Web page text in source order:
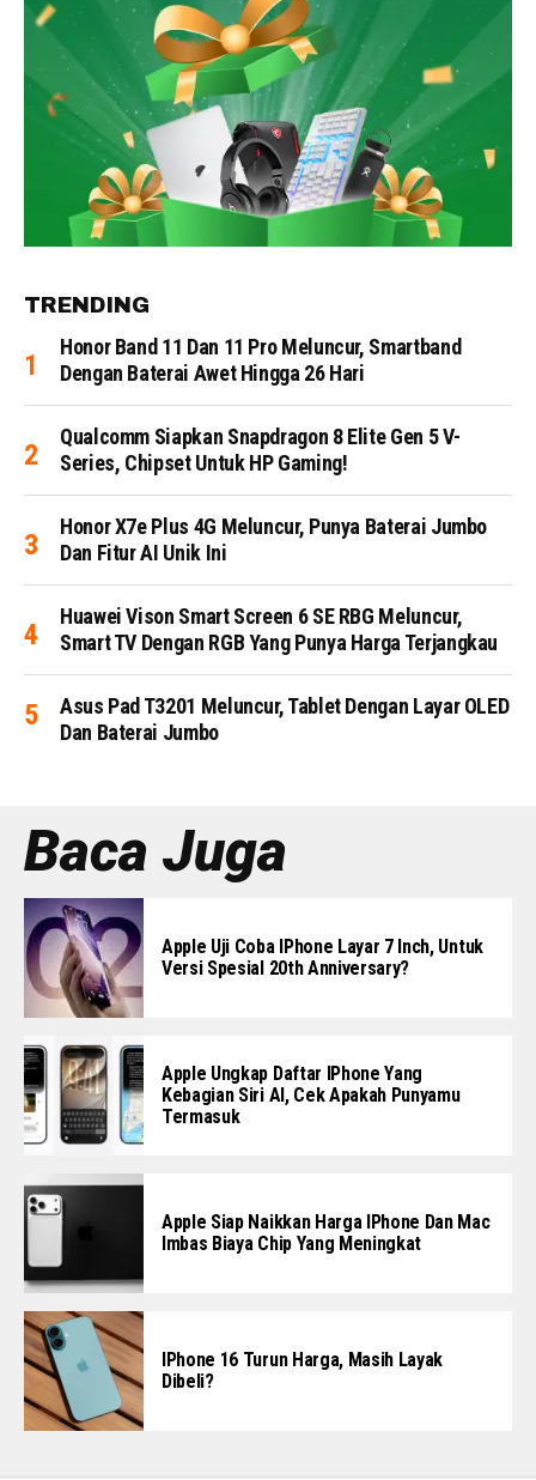
TRENDING
Honor Band 11 Dan 11 Pro Meluncur, Smartband
Dengan Baterai Awet Hingga 26 Hari
Qualcomm Siapkan Snapdragon 8 Elite Gen 5 V-
Series, Chipset Untuk HP Gaming!
Honor X7e Plus 4G Meluncur, Punya Baterai Jumbo
Dan Fitur AI Unik Ini
Huawei Vison Smart Screen 6 SE RBG Meluncur,
Smart TV Dengan RGB Yang Punya Harga Terjangkau
Asus Pad T3201 Meluncur, Tablet Dengan Layar OLED
Dan Baterai Jumbo
Baca Juga
Apple Uji Coba IPhone Layar 7 Inch, Untuk
Versi Spesial 20th Anniversary?
Apple Ungkap Daftar IPhone Yang
Kebagian Siri AI, Cek Apakah Punyamu
Termasuk
Apple Siap Naikkan Harga IPhone Dan Mac
Imbas Biaya Chip Yang Meningkat
IPhone 16 Turun Harga, Masih Layak
Dibeli?